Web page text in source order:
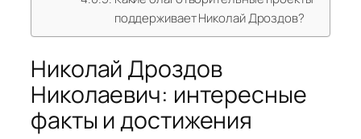
поддерживает Николай Дроздов?
Николай Дроздов
Николаевич: интересные
факты и достижения